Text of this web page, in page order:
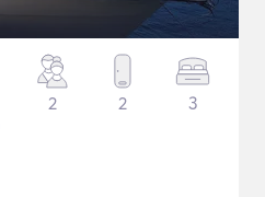
2 2 3